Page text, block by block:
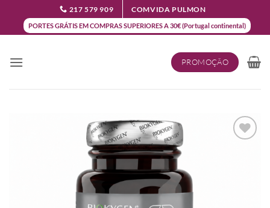
content
217 579 909 COMVIDA PULMON
PORTES GRÁTIS EM COMPRAS SUPERIORES A 30€ (Portugal continental)
PROMOÇÃO